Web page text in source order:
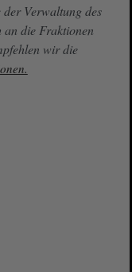
Verwaltung des
an die Fraktionen
wir die